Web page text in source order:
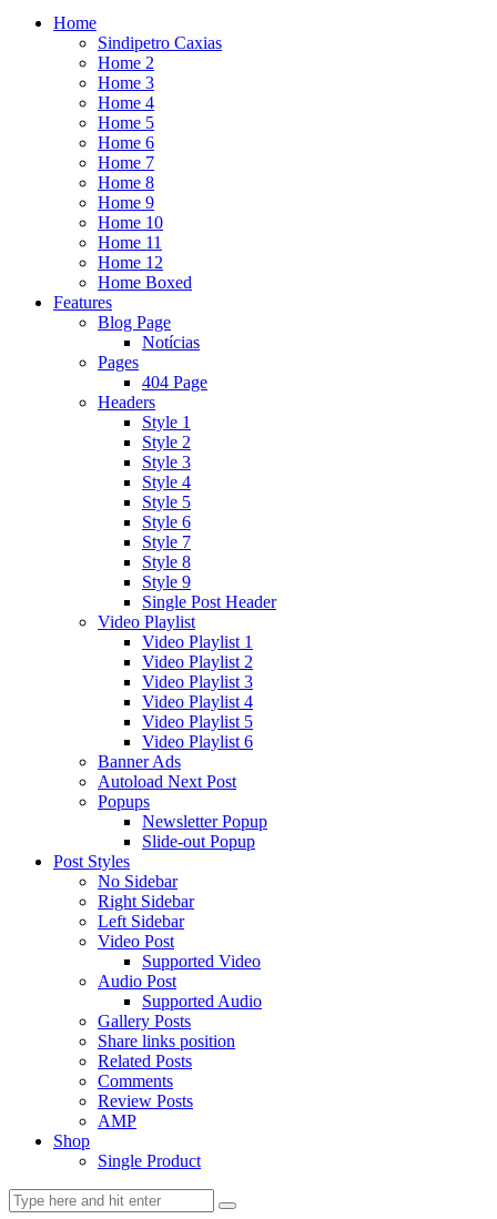
Home
Sindipetro Caxias
Home 2
Home 3
Home 4
Home 5
Home 6
Home 7
Home 8
Home 9
Home 10
Home 11
Home 12
Home Boxed
Features
Blog Page
Notícias
Pages
404 Page
Headers
Style 1
Style 2
Style 3
Style 4
Style 5
Style 6
Style 7
Style 8
Style 9
Single Post Header
Video Playlist
Video Playlist 1
Video Playlist 2
Video Playlist 3
Video Playlist 4
Video Playlist 5
Video Playlist 6
Banner Ads
Autoload Next Post
Popups
Newsletter Popup
Slide-out Popup
Post Styles
No Sidebar
Right Sidebar
Left Sidebar
Video Post
Supported Video
Audio Post
Supported Audio
Gallery Posts
Share links position
Related Posts
Comments
Review Posts
AMP
Shop
Single Product